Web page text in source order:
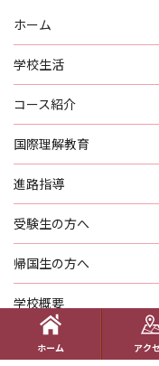
ホーム
学校生活
コース紹介
国際理解教育
進路指導
受験生の方へ
帰国生の方へ
学校概要
在校生の方へ
ホーム アク